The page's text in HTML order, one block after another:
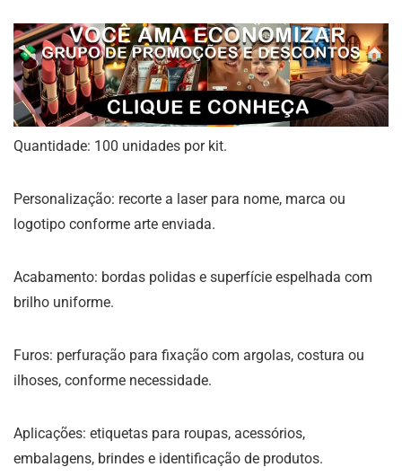
Quantidade: 100 unidades por kit.
Personalização: recorte a laser para nome, marca ou
logotipo conforme arte enviada.
Acabamento: bordas polidas e superfície espelhada com
brilho uniforme.
Furos: perfuração para fixação com argolas, costura ou
ilhoses, conforme necessidade.
Aplicações: etiquetas para roupas, acessórios,
embalagens, brindes e identificação de produtos.